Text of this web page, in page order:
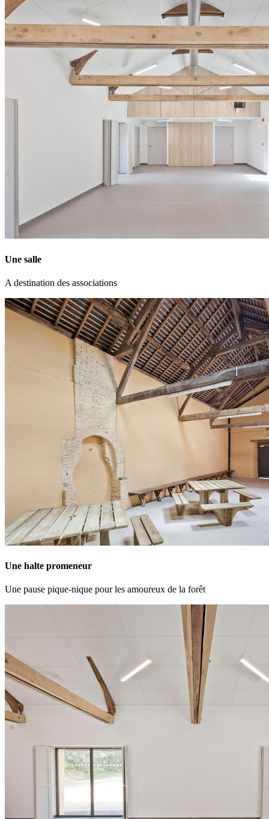
Une salle
A destination des associations
Une halte promeneur
Une pause pique-nique pour les amoureux de la forêt